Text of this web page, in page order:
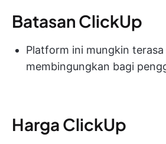
Batasan ClickUp
Platform ini mungkin
membingungkan bagi
Harga ClickUp